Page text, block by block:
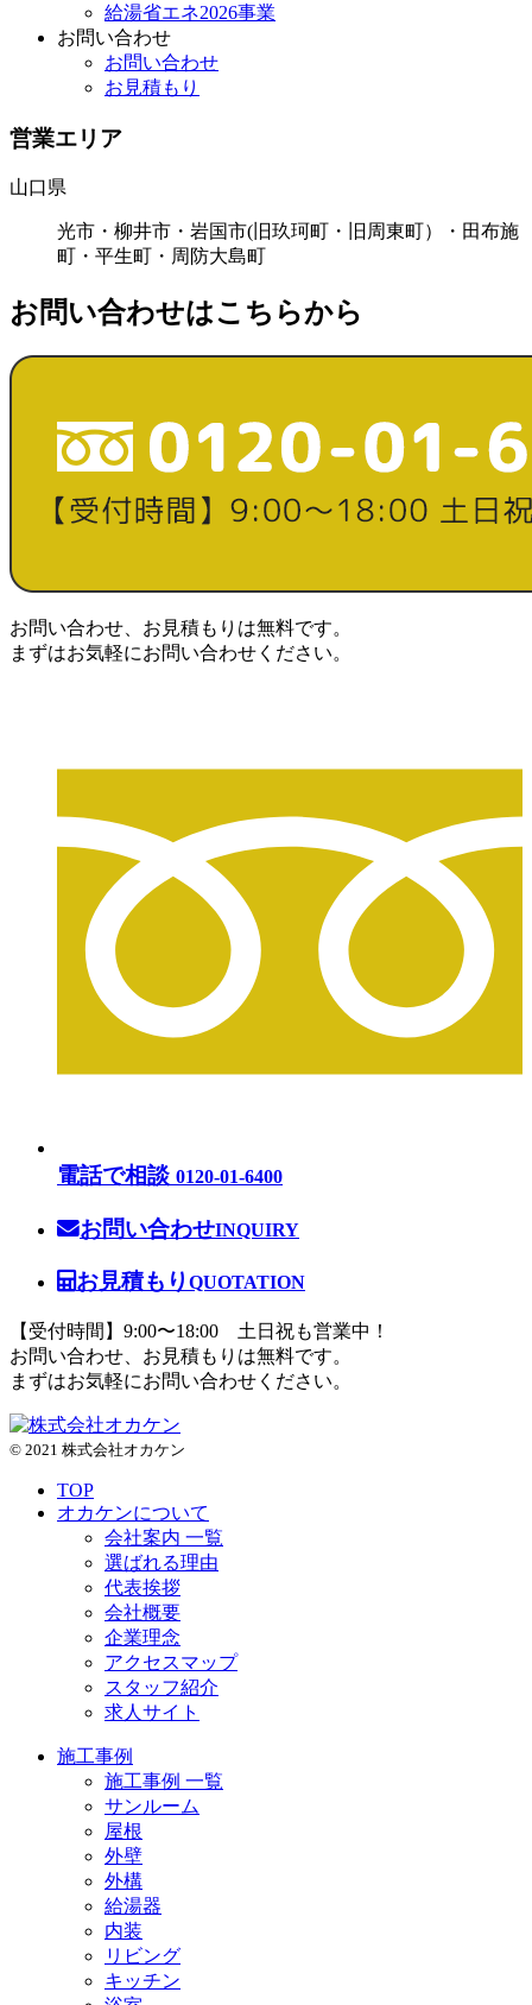
給湯省エネ2026事業
お問い合わせ
お問い合わせ
お見積もり
営業エリア
山口県
光市・柳井市・岩国市(旧玖珂町・旧周東町）・田布施
町・平生町・周防大島町
お問い合わせはこちらから
お問い合わせ、お見積もりは無料です。
まずはお気軽にお問い合わせください。
電話で相談 0120-01-6400
お問い合わせINQUIRY
お見積もり QUOTATION
【受付時間】9:00〜18:00 土日祝も営業中！
お問い合わせ、お見積もりは無料です。
まずはお気軽にお問い合わせください。
© 2021 株式会社オカケン
TOP
オカケンについて
会社案内 一覧
選ばれる理由
代表挨拶
会社概要
企業理念
アクセスマップ
スタッフ紹介
求人サイト
施工事例
施工事例 一覧
サンルーム
屋根
外壁
外構
給湯器
内装
リビング
キッチン